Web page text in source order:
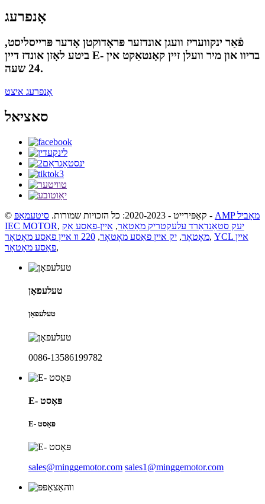
אָנפרעג
פֿאַר ינקוועריז וועגן אונדזער פּראָדוקטן אָדער פּרייסליסט,
ביטע לאָזן אונדז דיין E- בריוו און מיר וועלן זיין קאָנטאַקט אין
24 שעה.
אָנפרעג איצט
סאציאל
© קאַפּירייט - 2020-2023: כל הזכויות שמורות. סיטעמאַפּ -
AMP מאָביל
IEC MOTOR, יעק סטאַנדאַרד עלעקטריק מאָטאָר, איין-פאַסע אַק
מאָטאָר, יק איין פאַסע מאָטאָר, 220 וו איין פאַסע מאָטאָר , YCL איין
פאַסע מאָטאָר,
טעלעפאָן
טעלעפאָן
0086-13586199782
E- פּאָסט
E- פּאָסט
sales@minggemotor.com sales1@minggemotor.com